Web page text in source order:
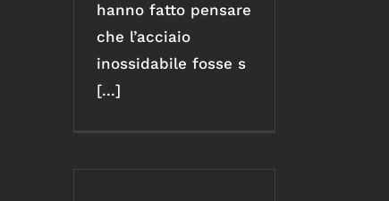
hanno fatto pensare
che l’acciaio
inossidabile fosse s
[...]